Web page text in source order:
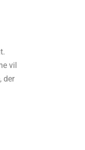
vil
der